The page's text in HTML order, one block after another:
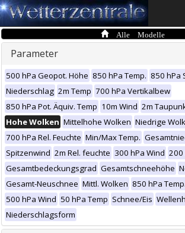
Alle Modelle
Parameter
500 hPa Geopot. Höhe 850 hPa Temp. 850 hPa
Niederschlag 2m Temp 700 hPa Vertikalbew
850 hPa Pot. Äquiv. Temp 10m Wind 2m
Hohe Wolken Mittelhohe Wolken Niedrige
700 hPa Rel. Feuchte Min/Max Temp.
Spitzenwind 2m Rel. feuchte 300 hPa Wind 200
Gesamtbedeckungsgrad Gesamtschneehöhe
Gesamt-Neuschnee Mittl. Wolken 850 hPa
500 hPa Wind 50 hPa Temp Schnee/Eis
Niederschlagsform